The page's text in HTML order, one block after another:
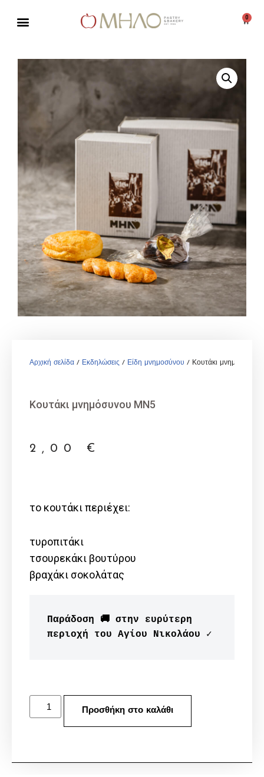
περιεχόμενο
0
Αρχική σελίδα / Εκδηλώσεις / Είδη μνημοσύνου / Κουτάκι μνημόσυνου
Κουτάκι μνημόσυνου ΜΝ5
2,00 €
το κουτάκι περιέχει:
τυροπιτάκι
τσουρεκάκι βουτύρου
βραχάκι σοκολάτας
Παράδοση 🚚 στην ευρύτερη
περιοχή του Aγίου Νικολάου ✓
Προσθήκη στο καλάθι